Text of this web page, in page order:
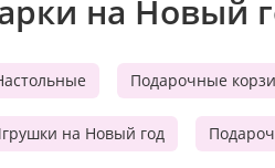
на Новый
Подарочные
на Новый год